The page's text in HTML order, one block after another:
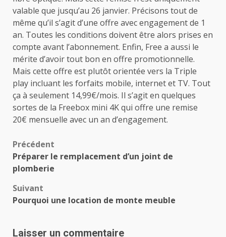
valable que jusqu’au 26 janvier. Précisons tout de
même qu’il s’agit d’une offre avec engagement de 1
an. Toutes les conditions doivent être alors prises en
compte avant l’abonnement. Enfin, Free a aussi le
mérite d’avoir tout bon en offre promotionnelle.
Mais cette offre est plutôt orientée vers la Triple
play incluant les forfaits mobile, internet et TV. Tout
ça à seulement 14,99€/mois. Il s’agit en quelques
sortes de la Freebox mini 4K qui offre une remise
20€ mensuelle avec un an d’engagement.
Navigation
d’article
Précédent
Préparer le remplacement d’un joint de
plomberie
Suivant
Pourquoi une location de monte meuble
Laisser un commentaire